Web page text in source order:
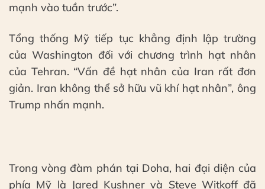
mạnh vào tuần trước”.
Tổng thống Mỹ tiếp tục khẳng định lập trường
của Washington đối với chương trình hạt nhân
của Tehran. “Vấn đề hạt nhân của Iran rất đơn
giản. Iran không thể sở hữu vũ khí hạt nhân”, ông
Trump nhấn mạnh.
Trong vòng đàm phán tại Doha, hai đại diện của
phía Mỹ là Jared Kushner và Steve Witkoff đã